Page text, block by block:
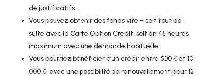
de justificatifs.
Vous pouvez obtenir des fonds vite – soit tout de
suite avec la Carte Option Crédit, soit en 48 heures
maximum avec une demande habituelle.
Vous pourriez bénéficier d’un crédit entre 500 € et 10
000 €, avec une possibilité de renouvellement pour 12